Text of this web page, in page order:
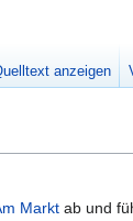
Markt ab und
anzeigen